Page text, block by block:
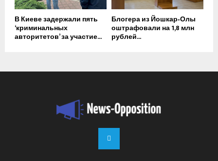
В Киеве задержали пять
‘криминальных
авторитетов’ за участие...
Блогера из Йошкар‑Олы
оштрафовали на 1,8 млн
рублей...